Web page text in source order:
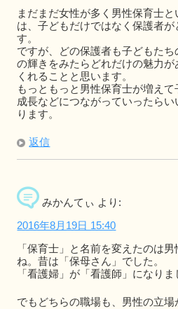
まだまだ女性が多く男性保育士
は、子どもだけではなく保護者
す。
ですが、どの保護者も子どもた
の輝きをみたらどれだけの魅力
くれることと思います。
もっともっと男性保育士が増え
成長などにつながっていったら
ります。
返信
みかんてぃ より:
2016年8月19日 15:40
「保育士」と名前を変えたのは
ね。昔は「保母さん」でした。
「看護婦」が「看護師」になりま
でもどちらの職場も、男性の立